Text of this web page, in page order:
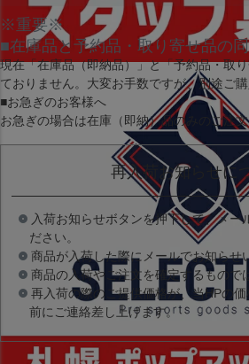
※重要※
■在庫品と予約品・取り寄せ品の
現在「在庫品（即納品）」と「予約品・取
ておりません。大変お手数ですが、別途ご
■お急ぎのお客様へ
お急ぎの場合は在庫（即納）品のみのご注
再入荷お知らせに
入荷お知らせボタンを押下して、メー
ださい。
商品が入荷した際にメールでお知らせ
商品の入荷やご注文を確定するもので
再入荷の際のご提供価格が、当HPの
前にご連絡差し上げます。